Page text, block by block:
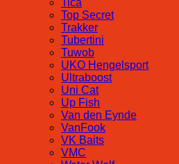
Top Secret
Trakker
Tubertini
Tuwob
UKO Hengelsport
Ultraboost
Uni Cat
Up Fish
Van den Eynde
VanFook
VK Baits
VMC